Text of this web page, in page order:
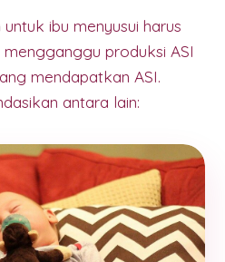
untuk ibu menyusui harus
produksi ASI
mendapatkan ASI.
antara lain: